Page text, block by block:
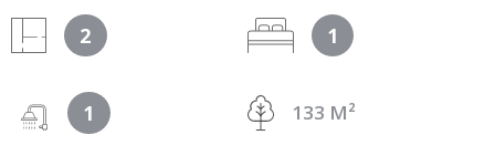
WC séparé. Puis, à l’étage, une chambre. Le plus : Vous
profiterez d’un jardin agréable bordant la maison. Les
informations sur les risques auxquels ce bien est exposé
sont disponibles sur le site Géorisques :
www.géorisques.gouv.fr. Réf : 1105
2 1
1 133 M²